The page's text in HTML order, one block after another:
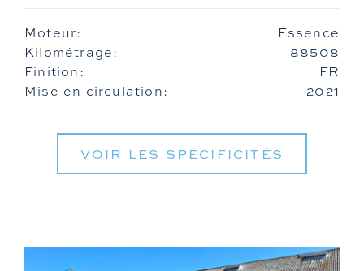
Moteur:
Essence
Kilométrage:
88508
Finition:
FR
Mise en circulation:
2021
VOIR LES SPÉCIFICITÉS